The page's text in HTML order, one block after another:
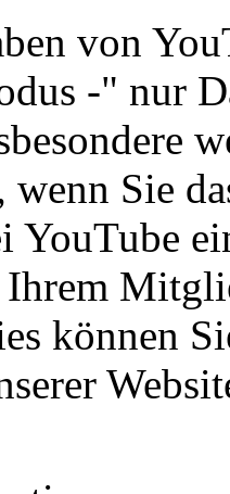
von
-" nur
wenn Sie
YouTube
können